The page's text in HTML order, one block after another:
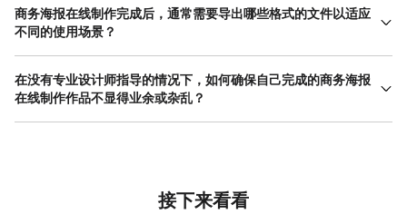
模板的配色、图形元素和字体感觉是否符合你公司的品牌调性或本
次活动的氛围（例如科技感、温馨感、权威感）。其次看版式结
况。最后看扩展性，好的模板应允许你灵活调整，比如轻松更换背
景色、增减 文字框 而不破坏整体美感。对于新手，建议选择布局清
商务海报在线制作完成后，通常需要导出哪些格式的文件以适应
不同的使用场景？
导出的文件格式取决于海报的具体用途。最常见的需求有两种：一
是用于线上传播，如在微信公众号、朋友圈、微博或邮件中发送，
这时应导出为高清晰度的JPG或PNG格式。PNG格式支持透明背
率至少为300 DPI，并包含出血线以确保裁切准确。在进行商务海
在没有专业设计师指导的情况下，如何确保自己完成的商务海报
在线制作作品不显得业余或杂乱？
避免业余感的关键在于克制与统一。可以从几个方面自查：第一，
术字体。第三，强化对齐与间距，检查所有文本块和图形元素是否
在隐形的网格线上对齐，同时确保相关元素之间的间距小于不相关
接下来看看